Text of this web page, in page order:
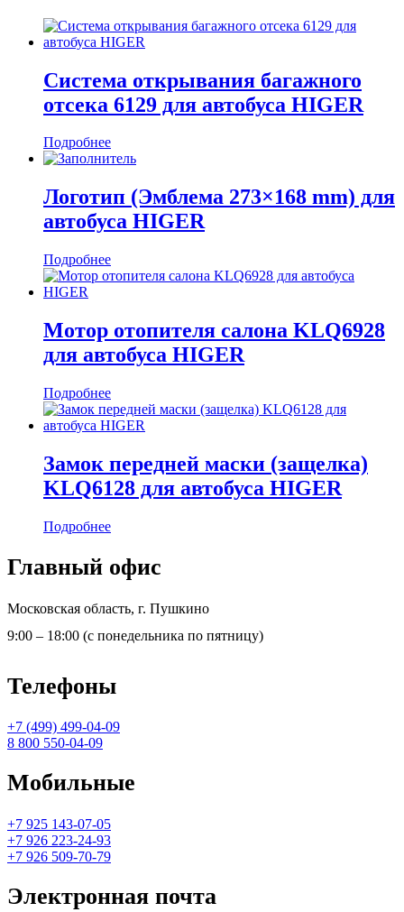
Система открывания багажного
отсека 6129 для автобуса HIGER
Подробнее
Логотип (Эмблема 273×168 mm) для
автобуса HIGER
Подробнее
Мотор отопителя салона KLQ6928
для автобуса HIGER
Подробнее
Замок передней маски (защелка)
KLQ6128 для автобуса HIGER
Подробнее
Главный офис
Московская область, г. Пушкино
9:00 – 18:00 (с понедельника по пятницу)
Телефоны
+7 (499) 499-04-09
8 800 550-04-09
Мобильные
+7 925 143-07-05
+7 926 223-24-93
+7 926 509-70-79
Электронная почта